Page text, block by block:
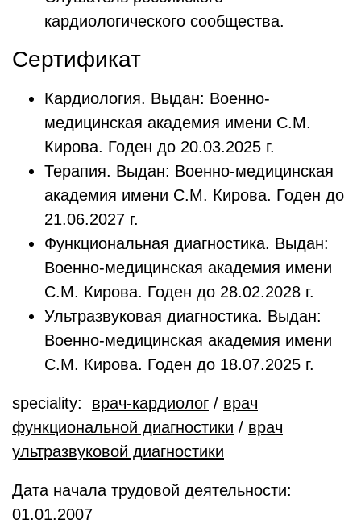
кардиологического сообщества.
Сертификат
Кардиология. Выдан: Военно-
медицинская академия имени С.М.
Кирова. Годен до 20.03.2025 г.
Терапия. Выдан: Военно-медицинская
академия имени С.М. Кирова. Годен до
21.06.2027 г.
Функциональная диагностика. Выдан:
Военно-медицинская академия имени
С.М. Кирова. Годен до 28.02.2028 г.
Ультразвуковая диагностика. Выдан:
Военно-медицинская академия имени
С.М. Кирова. Годен до 18.07.2025 г.
speciality: врач-кардиолог / врач
функциональной диагностики / врач
ультразвуковой диагностики
Дата начала трудовой деятельности:
01.01.2007